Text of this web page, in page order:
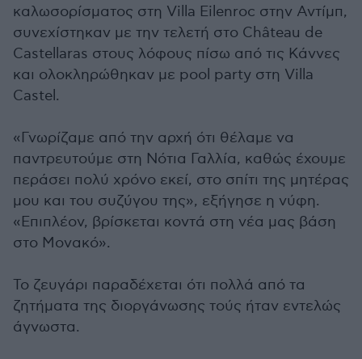
καλωσορίσματος στη Villa Eilenroc στην Αντίμπ,
συνεχίστηκαν με την τελετή στο Château de
Castellaras στους λόφους πίσω από τις Κάννες
και ολοκληρώθηκαν με pool party στη Villa
Castel.
«Γνωρίζαμε από την αρχή ότι θέλαμε να
παντρευτούμε στη Νότια Γαλλία, καθώς έχουμε
περάσει πολύ χρόνο εκεί, στο σπίτι της μητέρας
μου και του συζύγου της», εξήγησε η νύφη.
«Επιπλέον, βρίσκεται κοντά στη νέα μας βάση
στο Μονακό».
Το ζευγάρι παραδέχεται ότι πολλά από τα
ζητήματα της διοργάνωσης τούς ήταν εντελώς
άγνωστα.